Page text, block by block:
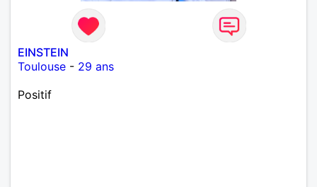
EINSTEIN
Toulouse - 29 ans
Positif